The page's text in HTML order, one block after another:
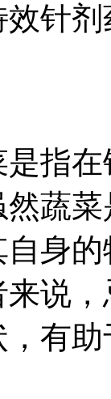
针
指
蔬
身
说
有